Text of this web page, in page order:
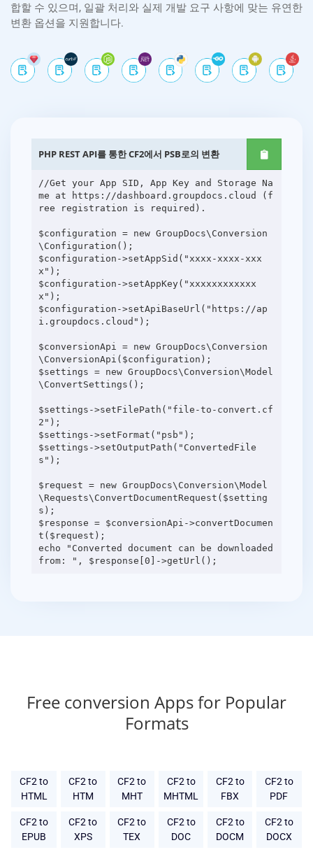
합할 수 있으며, 일괄 처리와 실제 개발 요구 사항에 맞는 유연한
변환 옵션을 지원합니다.
PHP REST API를 통한 CF2에서 PSB로의 변환
//Get your App SID, App Key and Storage Na
me at https://dashboard.groupdocs.cloud (f
ree registration is required).
$configuration = new GroupDocs\Conversion
\Configuration();
$configuration->setAppSid("xxxx-xxxx-xxx
x");
$configuration->setAppKey("xxxxxxxxxxxx
x");
$configuration->setApiBaseUrl("https://ap
i.groupdocs.cloud");
$conversionApi = new GroupDocs\Conversion
\ConversionApi($configuration);
$settings = new GroupDocs\Conversion\Model
\ConvertSettings();
$settings->setFilePath("file-to-convert.cf
2");
$settings->setFormat("psb");
$settings->setOutputPath("ConvertedFile
s");
$request = new GroupDocs\Conversion\Model
\Requests\ConvertDocumentRequest($setting
s);
$response = $conversionApi->convertDocumen
t($request);
echo "Converted document can be downloaded
Free conversion Apps for Popular
Formats
CF2 to
HTML
CF2 to
HTM
CF2 to
MHT
CF2 to
MHTML
CF2 to
FBX
CF2 to
PDF
CF2 to
EPUB
CF2 to
XPS
CF2 to
TEX
CF2 to
DOC
CF2 to
DOCM
CF2 to
DOCX